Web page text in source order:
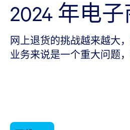
2024 年电
网上退货的挑战越来越大
业务来说是一个重大问题